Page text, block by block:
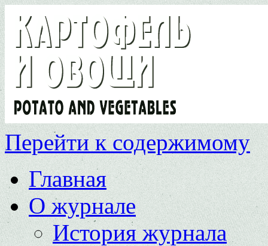
Перейти к содержимому
Главная
О журнале
История журнала